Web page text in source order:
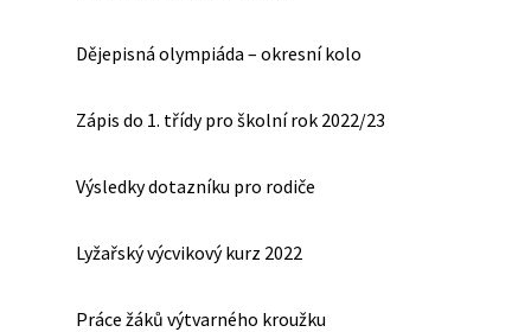
Dějepisná olympiáda – okresní kolo
Zápis do 1. třídy pro školní rok 2022/23
Výsledky dotazníku pro rodiče
Lyžařský výcvikový kurz 2022
Práce žáků výtvarného kroužku